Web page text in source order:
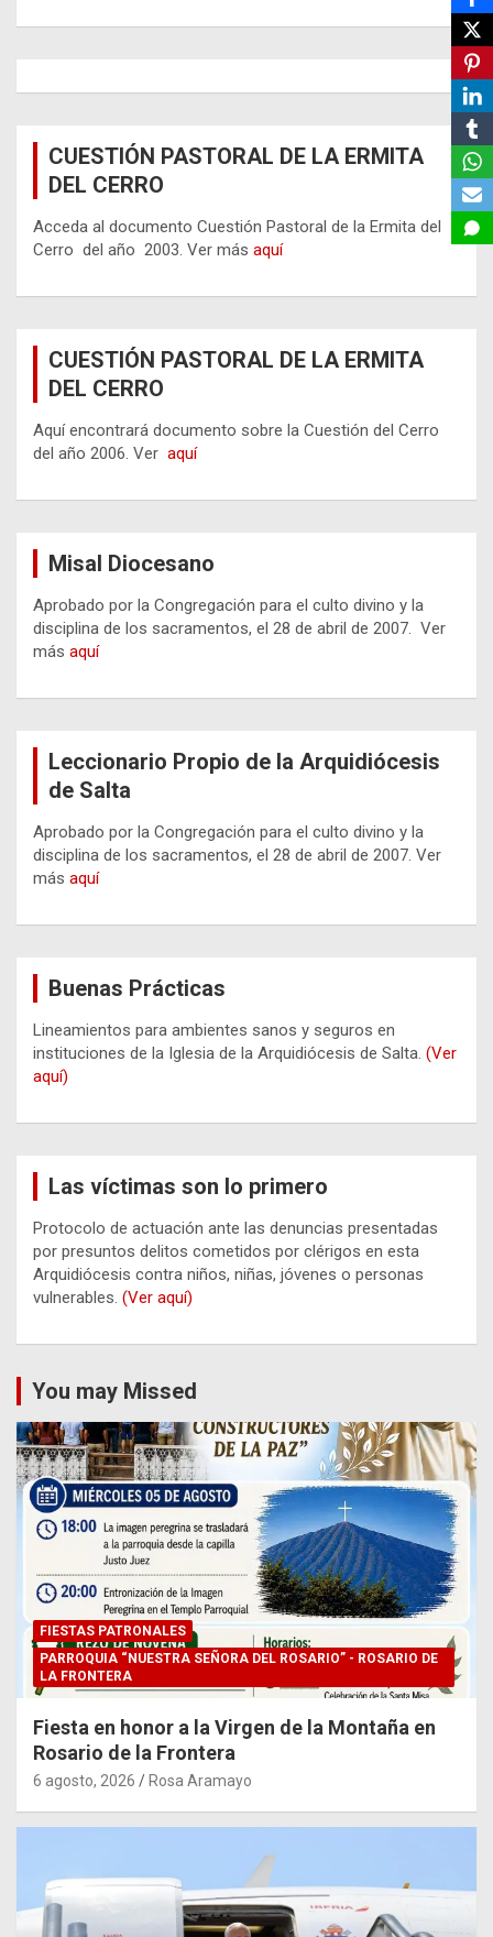
CUESTIÓN PASTORAL DE LA ERMITA
DEL CERRO
Acceda al documento Cuestión Pastoral de la Ermita del
Cerro del año 2003. Ver más aquí
CUESTIÓN PASTORAL DE LA ERMITA
DEL CERRO
Aquí encontrará documento sobre la Cuestión del Cerro
del año 2006. Ver aquí
Misal Diocesano
Aprobado por la Congregación para el culto divino y la
disciplina de los sacramentos, el 28 de abril de 2007. Ver
más aquí
Leccionario Propio de la Arquidiócesis
de Salta
Aprobado por la Congregación para el culto divino y la
disciplina de los sacramentos, el 28 de abril de 2007. Ver
más aquí
Buenas Prácticas
Lineamientos para ambientes sanos y seguros en
instituciones de la Iglesia de la Arquidiócesis de Salta. (Ver
aquí)
Las víctimas son lo primero
Protocolo de actuación ante las denuncias presentadas
por presuntos delitos cometidos por clérigos en esta
Arquidiócesis contra niños, niñas, jóvenes o personas
vulnerables. (Ver aquí)
You may Missed
FIESTAS PATRONALES
PARROQUIA “NUESTRA SEÑORA DEL ROSARIO” - ROSARIO DE
LA FRONTERA
Fiesta en honor a la Virgen de la Montaña en
Rosario de la Frontera
6 agosto, 2026 Rosa Aramayo